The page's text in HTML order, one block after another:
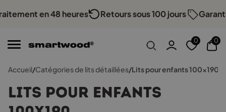
en 48 heures Retours sous 100 jours Garantie
0 0
Accueil/Catégories de lits détaillées/Lits pour enfants 100x190
Lits pour enfants